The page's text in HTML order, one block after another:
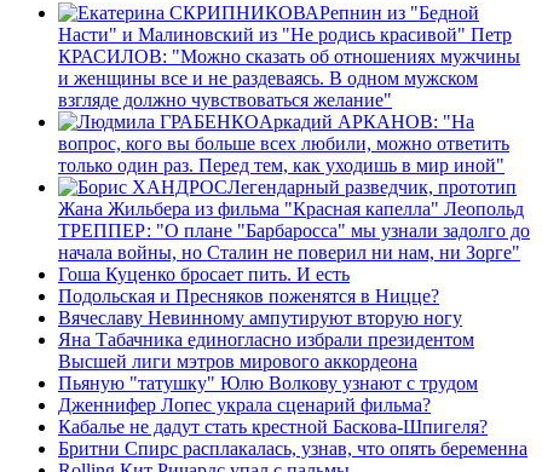
Репнин из "Бедной
Насти" и Малиновский из "Не родись красивой" Петр
КРАСИЛОВ: "Можно сказать об отношениях мужчины
и женщины все и не раздеваясь. В одном мужском
взгляде должно чувствоваться желание"
Аркадий АРКАНОВ: "На
вопрос, кого вы больше всех любили, можно ответить
только один раз. Перед тем, как уходишь в мир иной"
Легендарный разведчик, прототип
Жана Жильбера из фильма "Красная капелла" Леопольд
ТРЕППЕР: "О плане "Барбаросса" мы узнали задолго до
начала войны, но Сталин не поверил ни нам, ни Зорге"
Гоша Куценко бросает пить. И есть
Подольская и Пресняков поженятся в Ницце?
Вячеславу Невинному ампутируют вторую ногу
Яна Табачника единогласно избрали президентом
Высшей лиги мэтров мирового аккордеона
Пьяную "татушку" Юлю Волкову узнают с трудом
Дженнифер Лопес украла сценарий фильма?
Кабалье не дадут стать крестной Баскова-Шпигеля?
Бритни Спирс расплакалась, узнав, что опять беременна